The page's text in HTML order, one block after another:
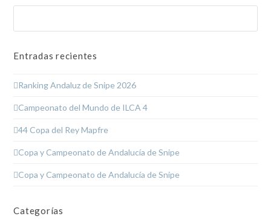
Entradas recientes
Ranking Andaluz de Snipe 2026
Campeonato del Mundo de ILCA 4
44 Copa del Rey Mapfre
Copa y Campeonato de Andalucía de Snipe
Copa y Campeonato de Andalucía de Snipe
Categorías